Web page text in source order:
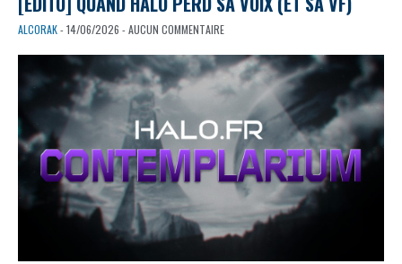
ALCORAK- 14/06/2026 - AUCUN COMMENTAIRE